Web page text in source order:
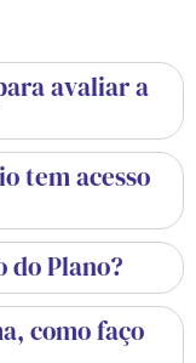
avaliar a
tem acesso
do Plano?
como faço